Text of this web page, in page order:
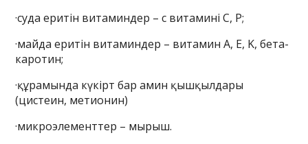
·суда еритін витаминдер – с витамині C, P;
·майда еритін витаминдер – витамин A, E, K, бета-
каротин;
·құрамында күкірт бар амин қышқылдары
(цистеин, метионин)
·микроэлементтер – мырыш.